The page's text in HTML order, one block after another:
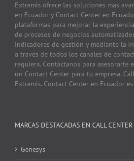
Extremis ofrece las soluciones mas
en Ecuador y Contact Center en
plataformas para mejorar la
de procesos de negocios
indicadores de gestión y mediante la
a través de todos los canales de
requiera. Contáctanos para asesorarte
un Contact Center para tu empresa.
Extremis. Contact Center en Ecuador
MARCAS DESTACADAS EN CALL
Genesys